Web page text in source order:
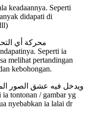
keadaannya. Seperti
didapati di
(والأسف) محركة
Seperti ia
melihat pertandingan
kebohongan.
(والأنس بالمخلوقين) ويدخل فيه عشق
ia tontonan / gambar yg
nyebabkan ia lalai dr